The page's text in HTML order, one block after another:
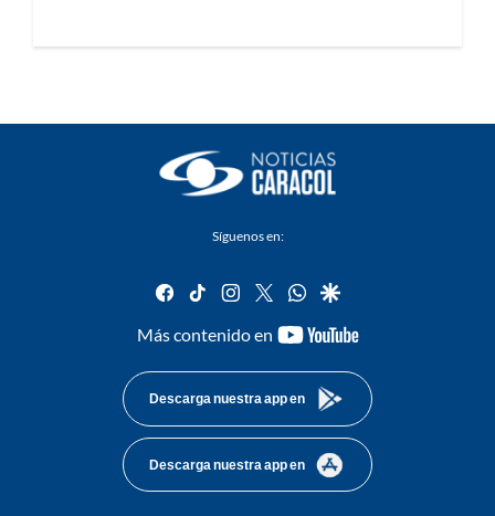
Síguenos en:
facebook
tiktok instagram
twitterwhatsapp
google
Más contenido en
youtube-
Descarga nuestra app en
Descarga nuestra app en